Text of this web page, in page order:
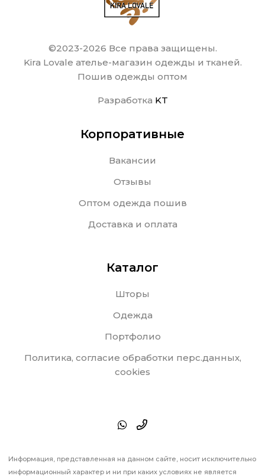
©2023-2026 Все права защищены.
Kira Lovale ателье-магазин одежды и тканей.
Пошив одежды оптом
Разработка KT
Корпоративные
Вакансии
Отзывы
Оптом одежда пошив
Доставка и оплата
Каталог
Шторы
Одежда
Портфолио
Политика, согласие обработки перс.данных,
cookies
Информация, представленная на данном сайте, носит исключительно
информационный характер и ни при каких условиях не является